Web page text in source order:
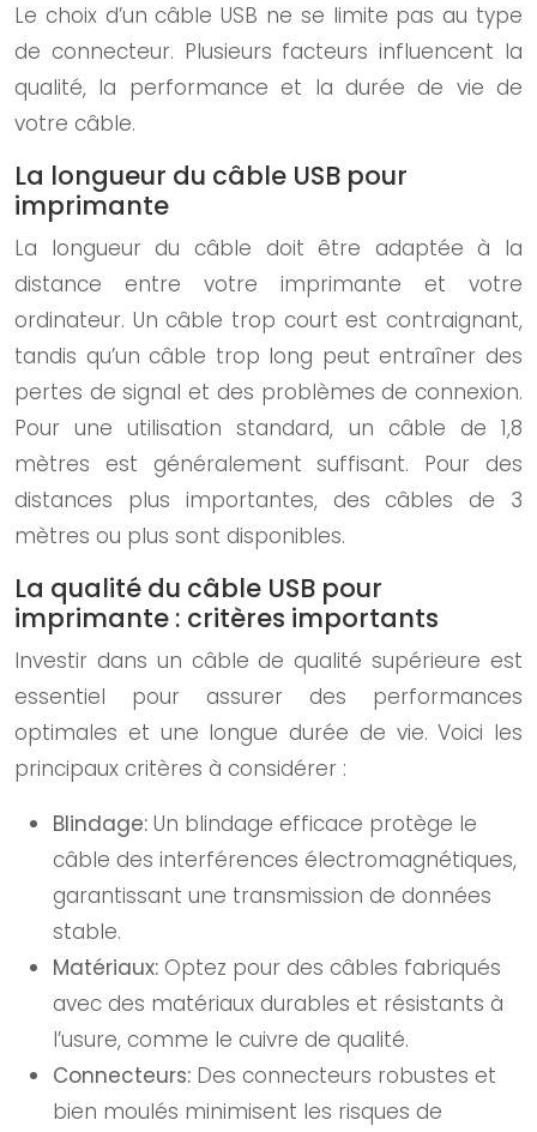
Le choix d’un câble USB ne se limite pas au type
de connecteur. Plusieurs facteurs influencent la
qualité, la performance et la durée de vie de
votre câble.
La longueur du câble USB pour
imprimante
La longueur du câble doit être adaptée à la
distance entre votre imprimante et votre
ordinateur. Un câble trop court est contraignant,
tandis qu’un câble trop long peut entraîner des
pertes de signal et des problèmes de connexion.
Pour une utilisation standard, un câble de 1,8
mètres est généralement suffisant. Pour des
distances plus importantes, des câbles de 3
mètres ou plus sont disponibles.
La qualité du câble USB pour
imprimante : critères importants
Investir dans un câble de qualité supérieure est
essentiel pour assurer des performances
optimales et une longue durée de vie. Voici les
principaux critères à considérer :
Blindage: Un blindage efficace protège le
câble des interférences électromagnétiques,
garantissant une transmission de données
stable.
Matériaux: Optez pour des câbles fabriqués
avec des matériaux durables et résistants à
l’usure, comme le cuivre de qualité.
Connecteurs: Des connecteurs robustes et
bien moulés minimisent les risques de